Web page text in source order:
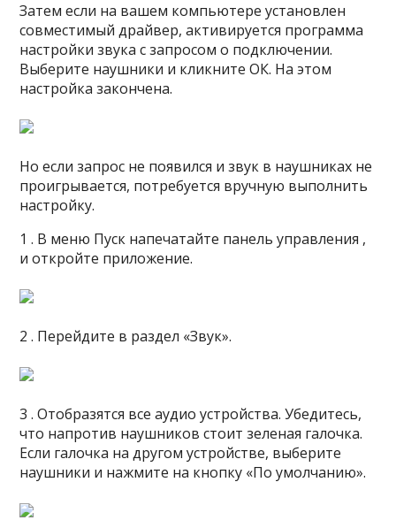
Затем если на вашем компьютере установлен
совместимый драйвер, активируется программа
настройки звука с запросом о подключении.
Выберите наушники и кликните ОК. На этом
настройка закончена.
Но если запрос не появился и звук в наушниках не
проигрывается, потребуется вручную выполнить
настройку.
1 . В меню Пуск напечатайте панель управления ,
и откройте приложение.
2 . Перейдите в раздел «Звук».
3 . Отобразятся все аудио устройства. Убедитесь,
что напротив наушников стоит зеленая галочка.
Если галочка на другом устройстве, выберите
наушники и нажмите на кнопку «По умолчанию».